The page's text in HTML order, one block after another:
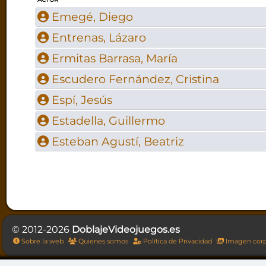
Emegé, Diego
Entrenas, Lázaro
Ermitas Barrasa, María
Escudero Fernández, Cristina
Espí, Jesús
Estadella, Guillermo
Esteban Agustí, Beatriz
© 2012-2026 DoblajeVideojuegos.es
Sobre la web Quienes somos Política de Privacidad Imagen